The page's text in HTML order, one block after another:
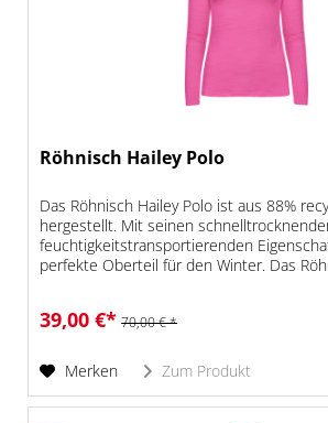
Röhnisch Hailey Polo
Das Röhnisch Hailey Polo ist aus 88%
hergestellt. Mit seinen
feuchtigkeitstransportierenden
perfekte Oberteil für den Winter. Das
39,00 €* 70,00 € *
Merken Zum Produkt